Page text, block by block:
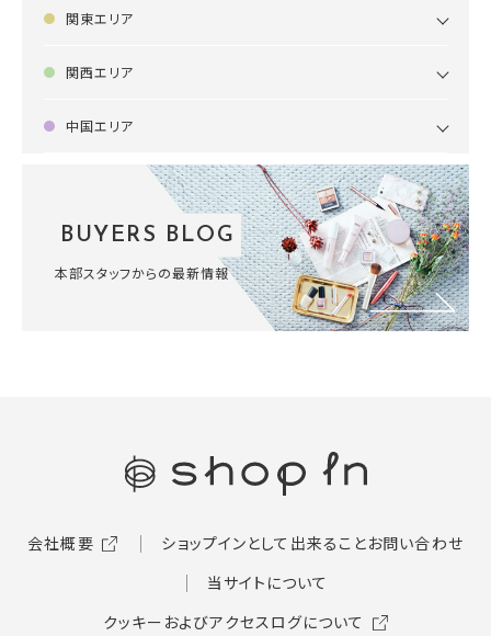
関東エリア
関西エリア
中国エリア
BUYERS BLOG
本部スタッフからの最新情報
会社概要 ショップインとして出来ることお問い合わせ
当サイトについて
クッキーおよびアクセスログについて